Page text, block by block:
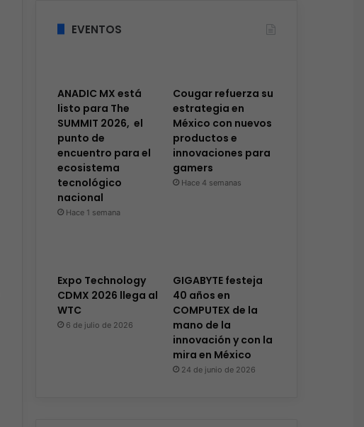
EVENTOS
ANADIC MX está
listo para The
SUMMIT 2026, el
punto de
encuentro para el
ecosistema
tecnológico
nacional
Hace 1 semana
Cougar refuerza su
estrategia en
México con nuevos
productos e
innovaciones para
gamers
Hace 4 semanas
Expo Technology
CDMX 2026 llega al
WTC
6 de julio de 2026
GIGABYTE festeja
40 años en
COMPUTEX de la
mano de la
innovación y con la
mira en México
24 de junio de 2026